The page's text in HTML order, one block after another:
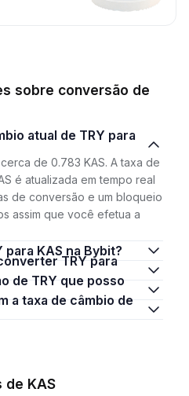
sobre conversão de
de 0.783 KAS. A taxa de
é atualizada em tempo real
de conversão e um bloqueio
assim que você efetua a
para KAS na Bybit?
de KAS